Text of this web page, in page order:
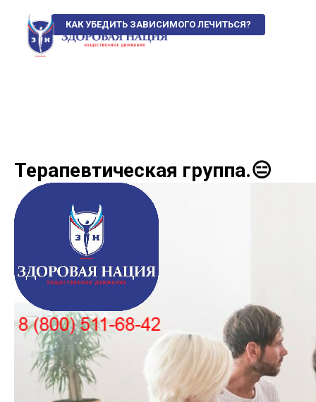
КАК УБЕДИТЬ ЗАВИСИМОГО ЛЕЧИТЬСЯ?
Терапевтическая группа.😑